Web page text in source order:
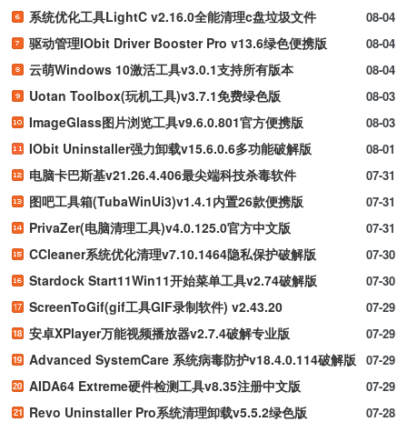
08-04
系统优化工具LightC v2.16.0全能清理c盘垃圾文件
08-04
驱动管理IObit Driver Booster Pro v13.6绿色便携版
08-04
云萌Windows 10激活工具v3.0.1支持所有版本
08-03
Uotan Toolbox(玩机工具)v3.7.1免费绿色版
08-03
ImageGlass图片浏览工具v9.6.0.801官方便携版
08-01
IObit Uninstaller强力卸载v15.6.0.6多功能破解版
07-31
电脑卡巴斯基v21.26.4.406最尖端科技杀毒软件
07-31
图吧工具箱(TubaWinUi3)v1.4.1内置26款便携版
07-31
PrivaZer(电脑清理工具)v4.0.125.0官方中文版
07-30
CCleaner系统优化清理v7.10.1464隐私保护破解版
07-30
Stardock Start11Win11开始菜单工具v2.74破解版
07-29
ScreenToGif(gif工具GIF录制软件) v2.43.20
07-29
安卓XPlayer万能视频播放器v2.7.4破解专业版
07-29
Advanced SystemCare 系统病毒防护v18.4.0.114破解版
07-29
AIDA64 Extreme硬件检测工具v8.35注册中文版
07-28
Revo Uninstaller Pro系统清理卸载v5.5.2绿色版